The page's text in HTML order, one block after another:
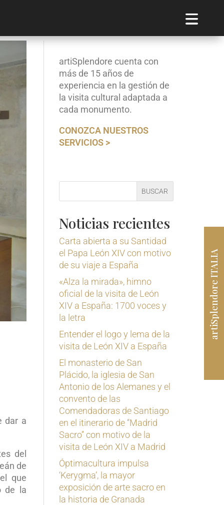
artiSplendore ITALIA
dar a
del
de
que
de la
artiSplendore cuenta con
más de 15 años de
experiencia en la gestión de
la visita cultural adaptada a
cada monumento.
CONOZCA NUESTROS
SERVICIOS >
BUSCAR
Noticias recientes
Carta abierta a su Santidad
el Papa León XIV con motivo
de su viaje a España
«Alza la mirada», himno
oficial de la visita de León
XIV a España: 1700 voces y
la letra
Entender el logo y lema de la
visita de León XIV a España
El monasterio de San
Plácido, la iglesia de San
Antonio de los Alemanes y el
convento de las
Comendadoras de Santiago
en el itinerario de ‘‘Madrid
Sacro’’ con motivo de la
visita de León XIV a Madrid
Óptimacultura impulsa
‘Kerygma’, la mayor
exposición de arte sacro en
la historia de Granada